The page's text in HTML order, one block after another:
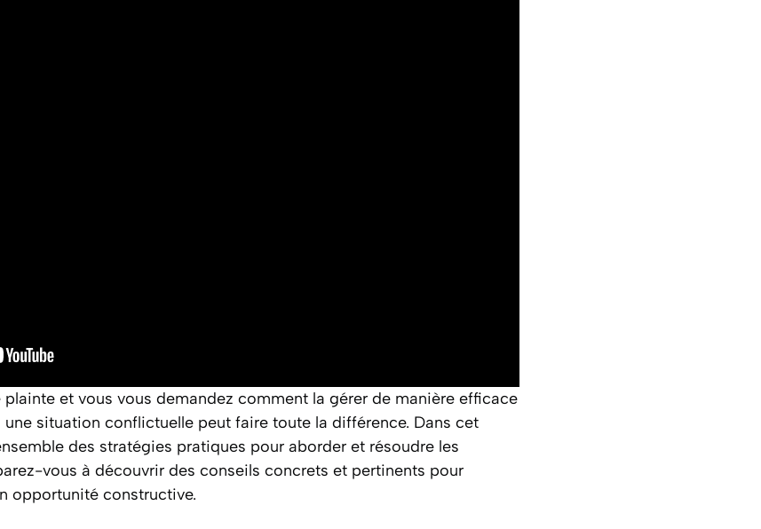
et vous vous demandez comment la gérer de manière efficace
une situation conflictuelle peut faire toute la différence. Dans cet
des stratégies pratiques pour aborder et résoudre les
vous à découvrir des conseils concrets et pertinents pour
opportunité constructive.